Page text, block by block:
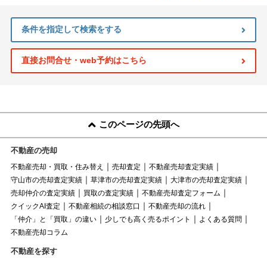
条件を指定して検索をする
直接お問合せ・web予約はこちら
このページの先頭へ
不動産の売却
不動産売却・買取・住み替え 売却査定
不動産売却査定実績
守山市の売却査定実績
草津市の売却査定実績
大津市の売却査定実績
売却仲介の査定実績
買取の査定実績
不動産売却査定フォーム
クイックAI査定
不動産相続の相談窓口
不動産売却の流れ
「仲介」と「買取」の違い
少しでも高く売るポイント
よくある質問
不動産売却コラム
不動産を探す